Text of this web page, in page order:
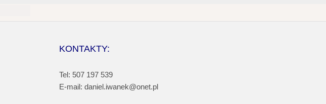
KONTAKTY:
Tel: 507 197 539
E-mail: daniel.iwanek@onet.pl